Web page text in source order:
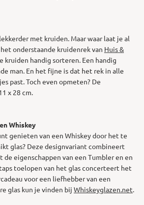
met kruiden. Maar waar laat je al
onderstaande kruidenrek van Huis &
kruiden handig sorteren. Een handig
man. En het fijne is dat het rek in alle
past. Toch even opmeten? De
x 28 cm.
Whiskey
genieten van een Whiskey door het te
glas? Deze designvariant combineert
eigenschappen van een Tumbler en en
toelopen van het glas concerteert het
voor een liefhebber van een
glas kun je vinden bij Whiskeyglazen.net.